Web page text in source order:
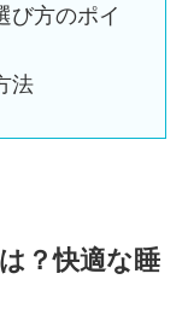
び方のポイ
法
？快適な睡